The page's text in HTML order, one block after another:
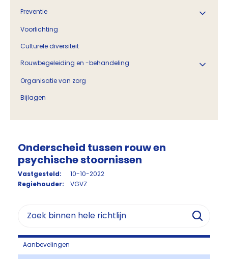
Preventie
Voorlichting
Culturele diversiteit
Rouwbegeleiding en -behandeling
Organisatie van zorg
Bijlagen
Onderscheid tussen rouw en
psychische stoornissen
Vastgesteld:
10-10-2022
Regiehouder:
VGVZ
Aanbevelingen